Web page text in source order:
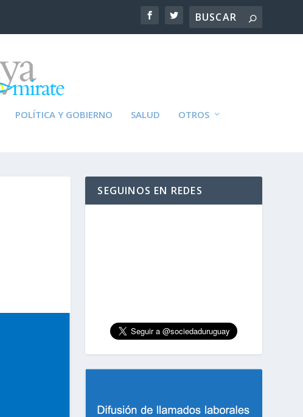
POLÍTICA Y GOBIERNO SALUD OTROS
SEGUINOS EN REDES